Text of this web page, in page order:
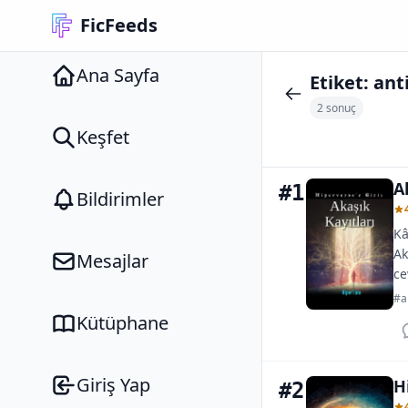
FicFeeds
Ana Sayfa
Keşfet
Bildirimler
Mesajlar
Kütüphane
Giriş Yap
Etiket:
2 sonuç
#1
#2